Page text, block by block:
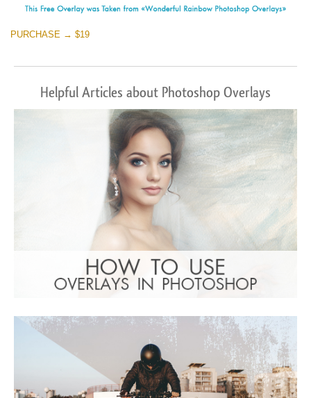
PURCHASE → $19
Helpful Articles about Photoshop Overlays